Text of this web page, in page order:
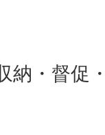
納・督促